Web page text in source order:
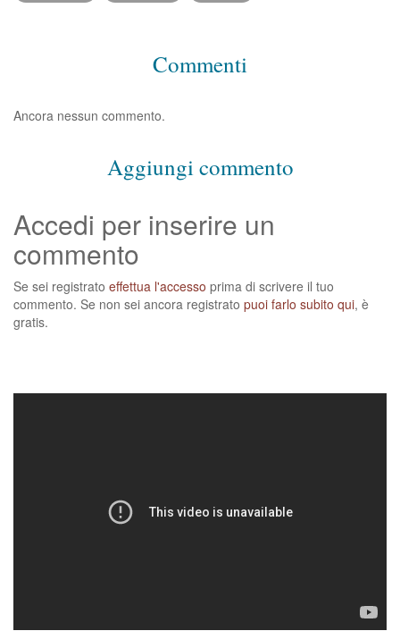
Commenti
Ancora nessun commento.
Aggiungi commento
Accedi per inserire un
commento
Se sei registrato effettua l'accesso prima di scrivere il tuo
commento. Se non sei ancora registrato puoi farlo subito qui, è
gratis.